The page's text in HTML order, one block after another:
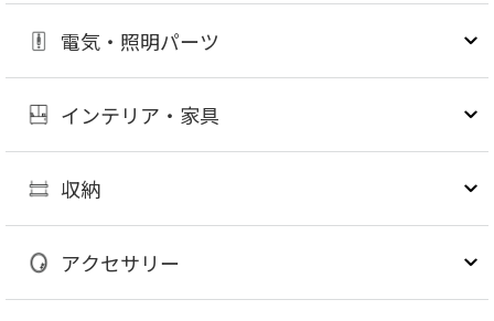
電気・照明パーツ
インテリア・家具
収納
アクセサリー